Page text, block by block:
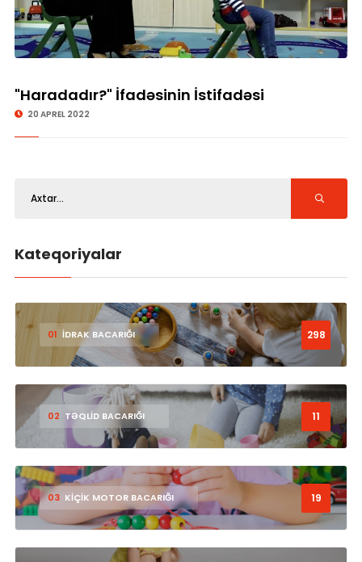
"Haradadır?" İfadəsinin İstifadəsi
20 APREL 2022
Kateqoriyalar
01 İDRAK BACARIĞI 298
02 TƏQLİD BACARIĞI 11
03 KİÇİK MOTOR BACARIĞI 19